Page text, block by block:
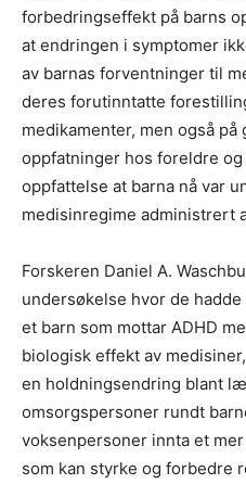
forbedringseffekt på barns
at endringen i symptomer
av barnas forventninger til
deres forutinntatte
medikamenter, men også
oppfatninger hos foreldre
oppfattelse at barna nå var
medisinregime administrert
Forskeren Daniel A.
undersøkelse hvor de
et barn som mottar ADHD
biologisk effekt av
en holdningsendring blant
omsorgspersoner rundt
voksenpersoner innta et
som kan styrke og forbedre